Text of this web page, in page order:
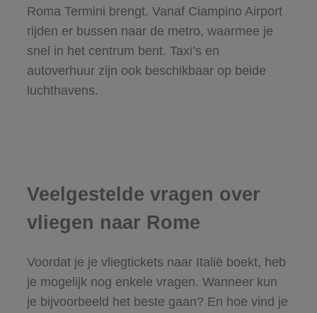
Roma Termini brengt. Vanaf Ciampino Airport
rijden er bussen naar de metro, waarmee je
snel in het centrum bent. Taxi’s en
autoverhuur zijn ook beschikbaar op beide
luchthavens.
Veelgestelde vragen over
vliegen naar Rome
Voordat je je vliegtickets naar Italië boekt, heb
je mogelijk nog enkele vragen. Wanneer kun
je bijvoorbeeld het beste gaan? En hoe vind je